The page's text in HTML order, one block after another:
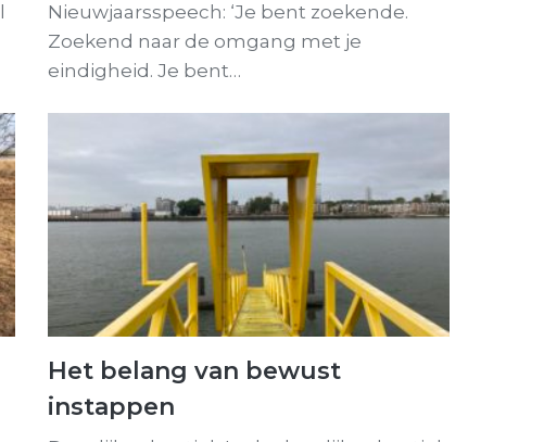
Nieuwjaarsspeech: ‘Je bent zoekende.
Zoekend naar de omgang met je
eindigheid. Je bent…
Het belang van bewust
instappen